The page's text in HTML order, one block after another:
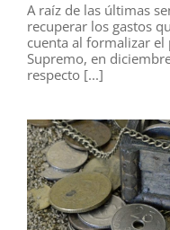
A raíz de las últimas
recuperar los gastos
cuenta al formalizar el
Supremo, en
respecto [...]